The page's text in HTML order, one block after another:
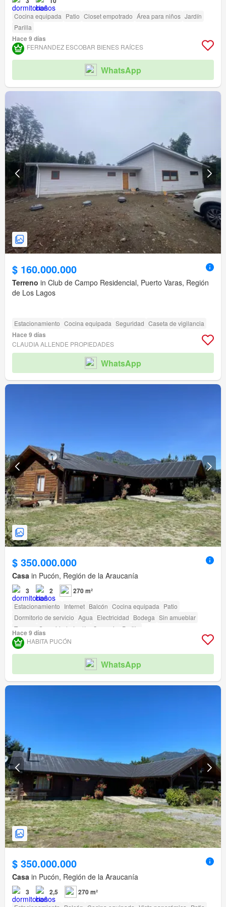
Cocina equipada Patio Closet empotrado Área para niños Jardín
Parilla
Hace 9 días
FERNANDEZ ESCOBAR BIENES RAÍCES
WhatsApp
$ 160.000.000
Terreno in Club de Campo Residencial, Puerto Varas, Región
de Los Lagos
Estacionamiento Cocina equipada Seguridad Caseta de vigilancia
Hace 9 días
CLAUDIA ALLENDE PROPIEDADES
WhatsApp
$ 350.000.000
Casa in Pucón, Región de la Araucanía
3 2 270 m²
Estacionamiento Internet Balcón Cocina equipada Patio
Dormitorio de servicio Agua Electricidad Bodega Sin amueblar
Terraza
Seguridad Jardín Conserje Parilla
Hace 9 días
HABITA PUCÓN
WhatsApp
$ 350.000.000
Casa in Pucón, Región de la Araucanía
3 2,5 270 m²